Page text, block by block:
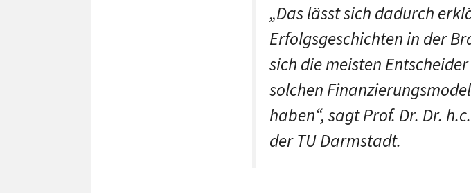
„Das lässt sich dadurch
Erfolgsgeschichten in der
sich die meisten
solchen
haben“, sagt Prof. Dr. Dr.
der TU Darmstadt.